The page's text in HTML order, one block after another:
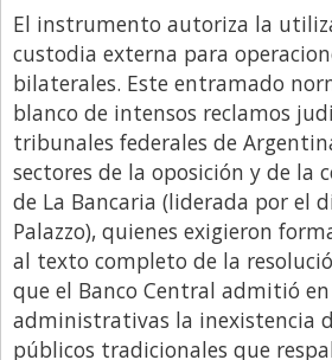
El instrumento autoriza la
custodia externa para
bilaterales. Este entramado
blanco de intensos reclamos
tribunales federales de
sectores de la oposición y de la
de La Bancaria (liderada por el
Palazzo), quienes exigieron
al texto completo de la
que el Banco Central admitió
administrativas la inexistencia
públicos tradicionales que